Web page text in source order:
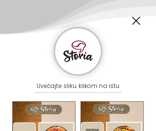
Uvećajte sliku klikom na istu